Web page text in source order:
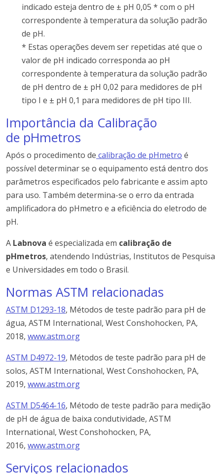
indicado esteja dentro de ± pH 0,05 * com o pH
correspondente à temperatura da solução padrão
de pH.
* Estas operações devem ser repetidas até que o
valor de pH indicado corresponda ao pH
correspondente à temperatura da solução padrão
de pH dentro de ± pH 0,02 para medidores de pH
tipo I e ± pH 0,1 para medidores de pH tipo III.
Importância da Calibração
de pHmetros
Após o procedimento de calibração de pHmetro é
possível determinar se o equipamento está dentro dos
parâmetros especificados pelo fabricante e assim apto
para uso. Também determina-se o erro da entrada
amplificadora do pHmetro e a eficiência do eletrodo de
pH.
A Labnova é especializada em calibração de
pHmetros, atendendo Indústrias, Institutos de Pesquisa
e Universidades em todo o Brasil.
Normas ASTM relacionadas
ASTM D1293-18, Métodos de teste padrão para pH de
água, ASTM International, West Conshohocken, PA,
2018, www.astm.org
ASTM D4972-19, Métodos de teste padrão para pH de
solos, ASTM International, West Conshohocken, PA,
2019, www.astm.org
ASTM D5464-16, Método de teste padrão para medição
de pH de água de baixa condutividade, ASTM
International, West Conshohocken, PA,
2016, www.astm.org
Serviços relacionados